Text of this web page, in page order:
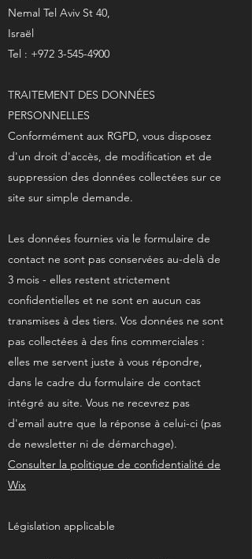
Nemal Tel Aviv St 40,
Israël
Tel : +972 3-545-4900
TRAITEMENT DES DONNÉES
PERSONNELLES
Conformément aux RGPD, vous disposez
d'un droit d'accès, de modification et de
suppression des données collectées sur ce
site sur simple demande.
Les données fournies via le formulaire de
contact ne sont pas conservées au-delà de
3 mois - elles restent strictement
confidentielles et ne sont en aucun cas
transmises à des tiers. Vos données ne sont
pas collectées à des fins commerciales :
elles me servent juste à vous répondre,
dans le cadre du formulaire de contact
intégré au site. Vous ne recevrez pas
d'email autre que la réponse à celui-ci (pas
de newsletter ni de démarchage).
Consulter la politique de confidentialité de
Wix
Législation applicable